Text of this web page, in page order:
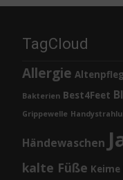
TagCloud
Allergie
Bakterien Best4Feet
Grippewelle
Händewaschen
kalte Füße Keime